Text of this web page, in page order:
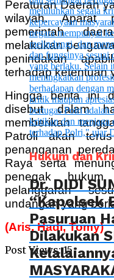
Peraturan Daerah
wilayah. Aparat
pemerintah
melakukan
penindakan
terhadap ketentuan
Hingga berita ini
disebut dalam
memberikan
Patroli akan
penanganan
Raya serta
penegak
pelanggaran
undangan yang
(Aris, Hadi, Tomy)
Post Views: 15
Hukum dan
Dr. DIDI
“Kapolsek
Pasuruan
Dilakukan